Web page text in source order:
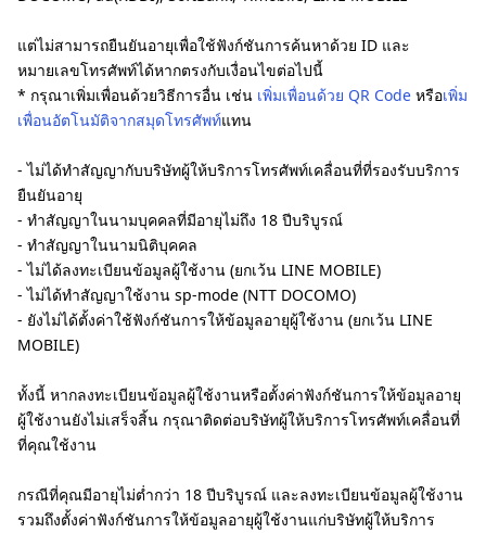
แต่ไม่สามารถยืนยันอายุเพื่อใช้ฟังก์ชันการค้นหาด้วย ID และ
หมายเลขโทรศัพท์ได้หากตรงกับเงื่อนไขต่อไปนี้
* กรุณาเพิ่มเพื่อนด้วยวิธีการอื่น เช่น เพิ่มเพื่อนด้วย QR Code หรือเพิ่ม
เพื่อนอัตโนมัติจากสมุดโทรศัพท์แทน
- ไม่ได้ทำสัญญากับบริษัทผู้ให้บริการโทรศัพท์เคลื่อนที่ที่รองรับบริการ
ยืนยันอายุ
- ทำสัญญาในนามบุคคลที่มีอายุไม่ถึง 18 ปีบริบูรณ์
- ทำสัญญาในนามนิติบุคคล
- ไม่ได้ลงทะเบียนข้อมูลผู้ใช้งาน (ยกเว้น LINE MOBILE)
- ไม่ได้ทำสัญญาใช้งาน sp-mode (NTT DOCOMO)
- ยังไม่ได้ตั้งค่าใช้ฟังก์ชันการให้ข้อมูลอายุผู้ใช้งาน (ยกเว้น LINE
MOBILE)
ทั้งนี้ หากลงทะเบียนข้อมูลผู้ใช้งานหรือตั้งค่าฟังก์ชันการให้ข้อมูลอายุ
ผู้ใช้งานยังไม่เสร็จสิ้น กรุณาติดต่อบริษัทผู้ให้บริการโทรศัพท์เคลื่อนที่
ที่คุณใช้งาน
กรณีที่คุณมีอายุไม่ต่ำกว่า 18 ปีบริบูรณ์ และลงทะเบียนข้อมูลผู้ใช้งาน
รวมถึงตั้งค่าฟังก์ชันการให้ข้อมูลอายุผู้ใช้งานแก่บริษัทผู้ให้บริการ